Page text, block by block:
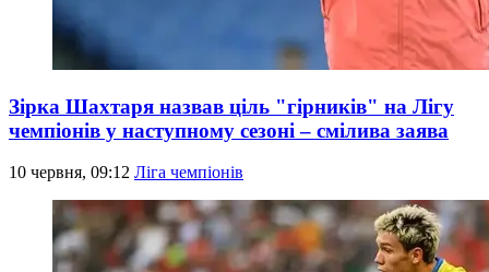
Зірка Шахтаря назвав ціль "гірників" на Лігу
чемпіонів у наступному сезоні – смілива заява
10 червня, 09:12 Ліга чемпіонів